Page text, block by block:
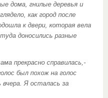
дома, гнилые деревья и
как город после
к двери, которая вела
доносились разные
прекрасно справилась,-
был похож на голос
Я осталась за